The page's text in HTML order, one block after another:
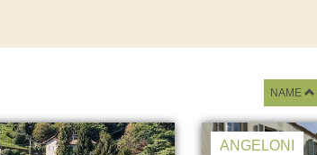
NAME
ANGELONI